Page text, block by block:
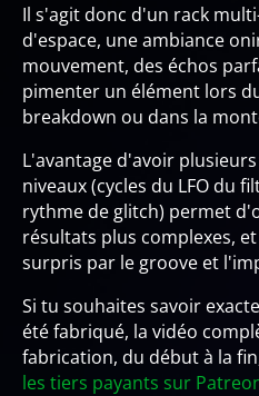
Il s'agit donc d'un rack
d'espace, une ambiance
mouvement, des échos
pimenter un élément lors
breakdown ou dans la
L'avantage d'avoir
niveaux (cycles du LFO du
rythme de glitch) permet
résultats plus complexes,
surpris par le groove et
Si tu souhaites savoir
été fabriqué, la vidéo
fabrication, du début à la
les tiers payants sur